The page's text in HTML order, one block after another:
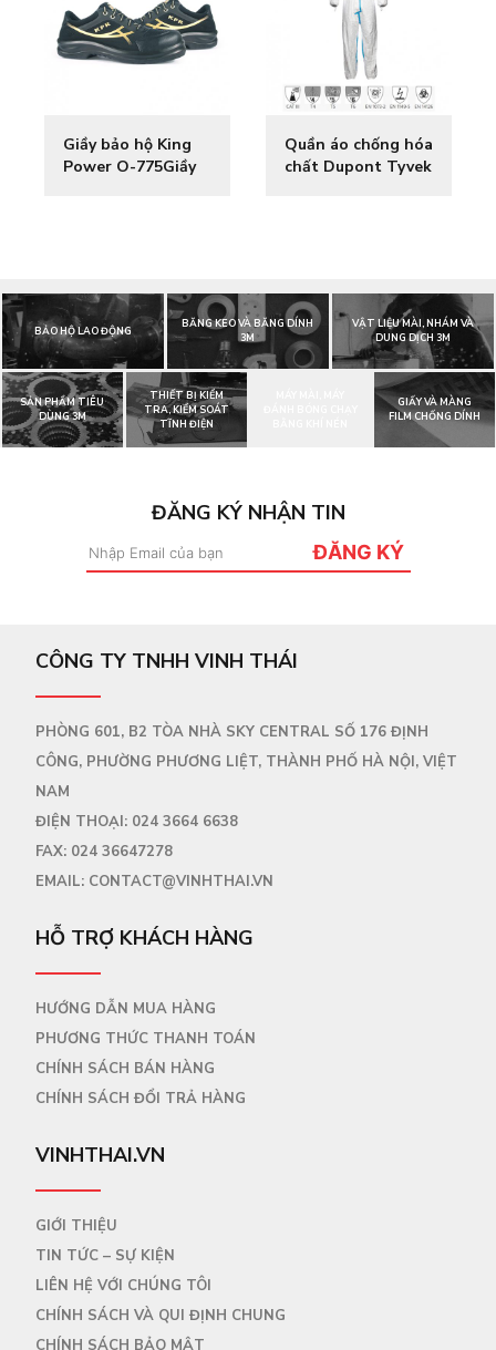
Giầy bảo hộ King
Power O-775Giầy
Quần áo chống hóa
chất Dupont Tyvek
BẢO HỘ LAO ĐỘNG
BĂNG KEO VÀ BĂNG DÍNH
3M
VẬT LIỆU MÀI, NHÁM VÀ
DUNG DỊCH 3M
SẢN PHẨM TIÊU
DÙNG 3M
THIẾT BỊ KIỂM
TRA, KIỂM SOÁT
TĨNH ĐIỆN
GIẤY VÀ MÀNG
FILM CHỐNG DÍNH
ĐĂNG KÝ NHẬN TIN
ĐĂNG KÝ
CÔNG TY TNHH VINH THÁI
PHÒNG 601, B2 TÒA NHÀ SKY CENTRAL SỐ 176 ĐỊNH
CÔNG, PHƯỜNG PHƯƠNG LIỆT, THÀNH PHỐ HÀ NỘI, VIỆT
NAM
ĐIỆN THOẠI: 024 3664 6638
FAX: 024 36647278
EMAIL: CONTACT@VINHTHAI.VN
HỖ TRỢ KHÁCH HÀNG
HƯỚNG DẪN MUA HÀNG
PHƯƠNG THỨC THANH TOÁN
CHÍNH SÁCH BÁN HÀNG
CHÍNH SÁCH ĐỔI TRẢ HÀNG
VINHTHAI.VN
GIỚI THIỆU
TIN TỨC – SỰ KIỆN
LIÊN HỆ VỚI CHÚNG TÔI
CHÍNH SÁCH VÀ QUI ĐỊNH CHUNG
CHÍNH SÁCH BẢO MẬT